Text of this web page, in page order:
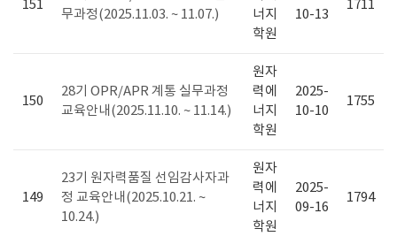
151
무과정(2025.11.03. ~ 11.07.)
너지
학원
10-13
1711
150
28기 OPR/APR 계통 실무과정
교육안내(2025.11.10. ~ 11.14.)
원자
력에
너지
학원
2025-
10-10
1755
149
23기 원자력품질 선임감사자과
정 교육안내(2025.10.21. ~
10.24.)
원자
력에
너지
학원
2025-
09-16
1794